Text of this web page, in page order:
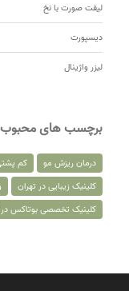
لیفت صورت با نخ
دیسپورت
لیزر واژینال
برچسب های محبوب
درمان ریزش مو کم
کلینیک زیبایی در تهران
کلینیک تخصصی بوتاکس در